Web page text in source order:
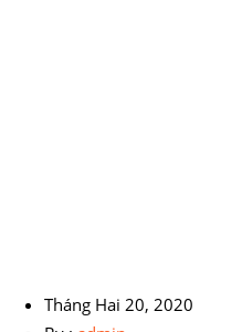
Tháng Hai 20, 2020